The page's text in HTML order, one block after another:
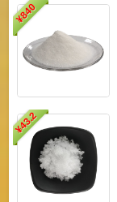
¥
840
¥
43.2